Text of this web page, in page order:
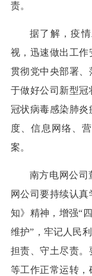
责。
据了解，疫
视，迅速做出工作
贯彻党中央部署
于做好公司新型
冠状病毒感染肺炎
度、信息网络、
案。
南方电网公司
网公司要持续认
知》精神，增强“
维护”，牢记人民
担责、守土尽责
等工作正常运转